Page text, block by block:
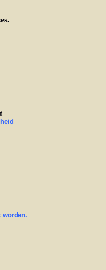
worden.